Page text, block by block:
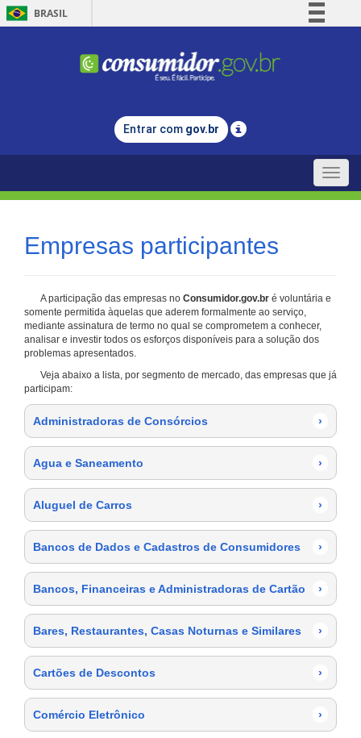
BRASIL
Comunica BR
Legislação
Entrar com gov.br
Toggle
Empresas participantes
A participação das empresas no Consumidor.gov.br é voluntária e
somente permitida àquelas que aderem formalmente ao serviço,
mediante assinatura de termo no qual se comprometem a conhecer,
analisar e investir todos os esforços disponíveis para a solução dos
problemas apresentados.
Veja abaixo a lista, por segmento de mercado, das empresas que já
participam:
Administradoras de Consórcios ›
Agua e Saneamento ›
Aluguel de Carros ›
Bancos de Dados e Cadastros de Consumidores ›
Bancos, Financeiras e Administradoras de Cartão ›
Bares, Restaurantes, Casas Noturnas e Similares ›
Cartões de Descontos ›
Comércio Eletrônico ›